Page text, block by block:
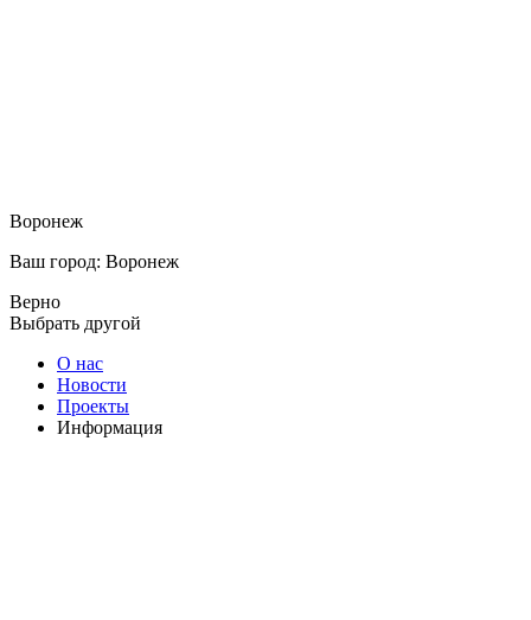
Воронеж
Ваш город: Воронеж
Верно
Выбрать другой
О нас
Новости
Проекты
Информация